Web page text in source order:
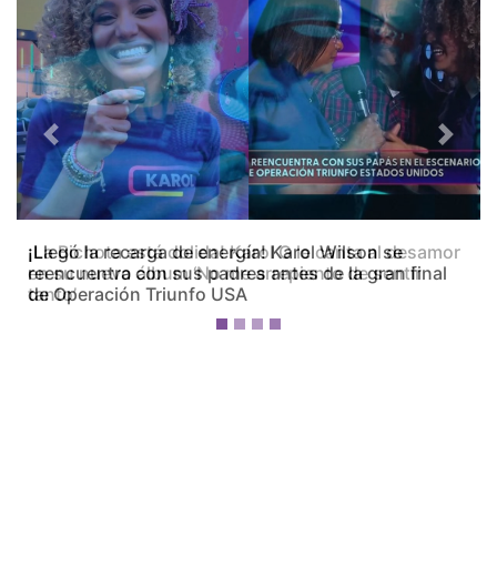
¡La Bichota está dolida! Karol G le canta al desamor
en su nuevo álbum ‘No me arrepiento de sentir
tanto’
Previous Next